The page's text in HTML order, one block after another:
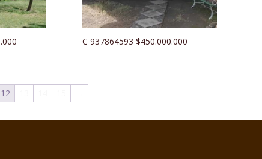
C 937864593 $450.000.000
12